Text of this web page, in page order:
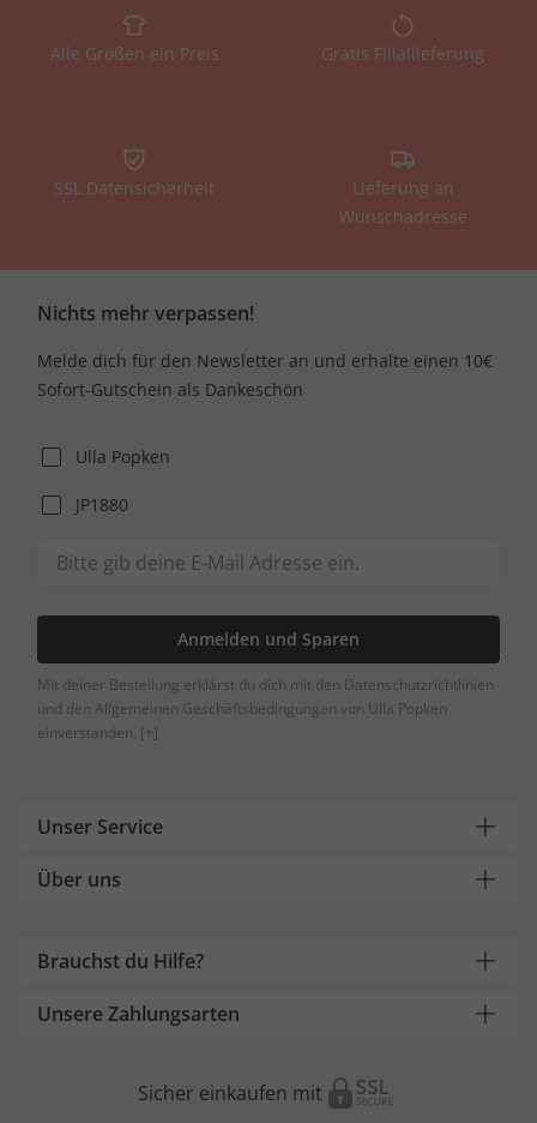
Alle Größen ein Preis Gratis Filiallieferung
SSL Datensicherheit
Lieferung an
Wunschadresse
Nichts mehr verpassen!
Melde dich für den Newsletter an und erhalte einen 10€
Sofort-Gutschein als Dankeschön
Ulla Popken
JP1880
Anmelden und Sparen
Mit deiner Bestellung erklärst du dich mit den Datenschutzrichtlinien
und den Allgemeinen Geschäftsbedingungen von Ulla Popken
einverstanden. [+]
Unser Service
Über uns
Brauchst du Hilfe?
Unsere Zahlungsarten
Sicher einkaufen mit